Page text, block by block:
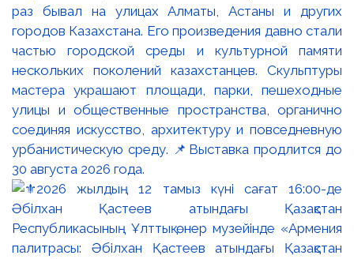
раз бывал на улицах Алматы, Астаны и других
городов Казахстана. Его произведения давно стали
частью городской среды и культурной памяти
нескольких поколений казахстанцев. Скульптуры
мастера украшают площади, парки, пешеходные
улицы и общественные пространства, органично
соединяя искусство, архитектуру и повседневную
урбанистическую среду. 📌Выставка продлится до
30 августа 2026 года.